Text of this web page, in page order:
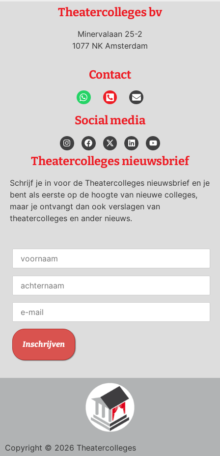
Theatercolleges bv
Minervalaan 25-2
1077 NK Amsterdam
Contact
Social media
Theatercolleges nieuwsbrief
Schrijf je in voor de Theatercolleges nieuwsbrief en je
bent als eerste op de hoogte van nieuwe colleges,
maar je ontvangt dan ook verslagen van
theatercolleges en ander nieuws.
Copyright © 2026 Theatercolleges